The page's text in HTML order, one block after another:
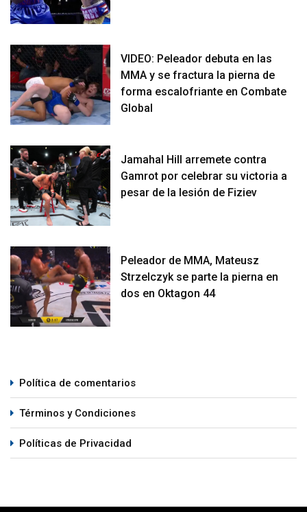
VIDEO: Peleador debuta en las
MMA y se fractura la pierna de
forma escalofriante en Combate
Global
Jamahal Hill arremete contra
Gamrot por celebrar su victoria a
pesar de la lesión de Fiziev
Peleador de MMA, Mateusz
Strzelczyk se parte la pierna en
dos en Oktagon 44
Política de comentarios
Términos y Condiciones
Políticas de Privacidad